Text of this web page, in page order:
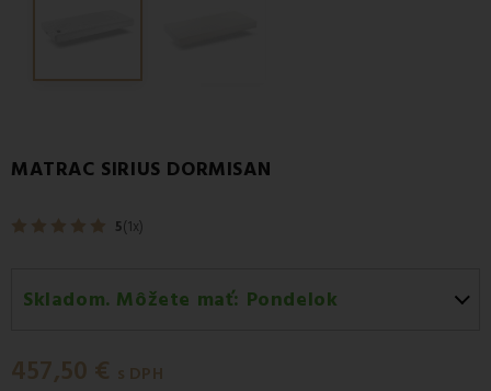
MATRAC SIRIUS DORMISAN
5(1x)
Skladom. Môžete mať: Pondelok
Pondelok 10.08
457,50 € s DPH